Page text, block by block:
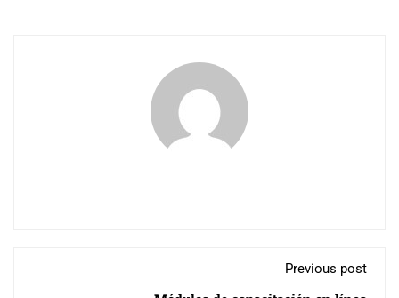
Previous post